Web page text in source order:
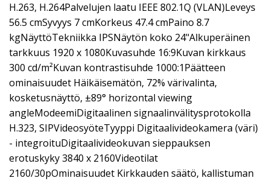
H.263, H.264Palvelujen laatu IEEE 802.1Q (VLAN)Leveys
56.5 cmSyvyys 7 cmKorkeus 47.4 cmPaino 8.7
kgNäyttöTekniikka IPSNäytön koko 24"Alkuperäinen
tarkkuus 1920 x 1080Kuvasuhde 16:9Kuvan kirkkaus
300 cd/m²Kuvan kontrastisuhde 1000:1Päätteen
ominaisuudet Häikäisemätön, 72% värivalinta,
kosketusnäyttö, ±89° horizontal viewing
angleModeemiDigitaalinen signaalinvälitysprotokolla
H.323, SIPVideosyöteTyyppi Digitaalivideokamera (väri)
- integroituDigitaalivideokuvan sieppauksen
erotuskyky 3840 x 2160Videotilat
2160/30pOminaisuudet Kirkkauden säätö, kallistuman